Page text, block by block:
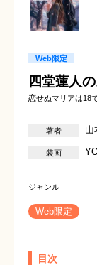
Web限定
四堂蓮人
恋せぬマリアは18
山
Web限定
目次